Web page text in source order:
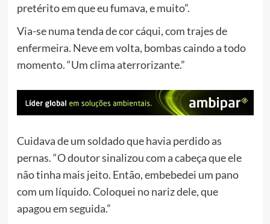
pretérito em que eu fumava, e muito”.
Via-se numa tenda de cor cáqui, com trajes de
enfermeira. Neve em volta, bombas caindo a todo
momento. “Um clima aterrorizante.”
Cuidava de um soldado que havia perdido as
pernas. “O doutor sinalizou com a cabeça que ele
não tinha mais jeito. Então, embebedei um pano
com um líquido. Coloquei no nariz dele, que
apagou em seguida.”